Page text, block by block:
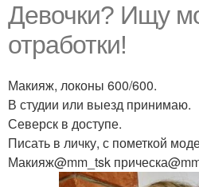
Девочки? Ищу
отработки!
Макияж, локоны 600/600.
В студии или выезд принимаю.
Северск в доступе.
Писать в личку, с пометкой
Макияж@mm_tsk